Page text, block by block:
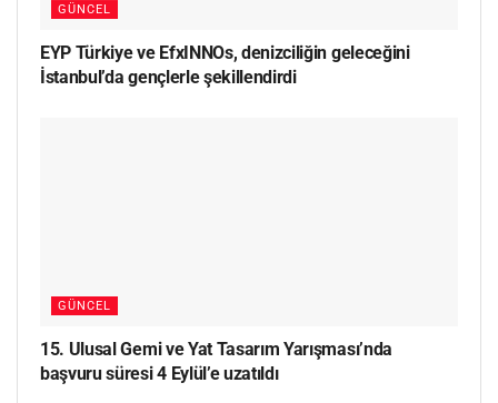
GÜNCEL
EYP Türkiye ve EfxINNOs, denizciliğin geleceğini
İstanbul’da gençlerle şekillendirdi
GÜNCEL
15. Ulusal Gemi ve Yat Tasarım Yarışması’nda
başvuru süresi 4 Eylül’e uzatıldı